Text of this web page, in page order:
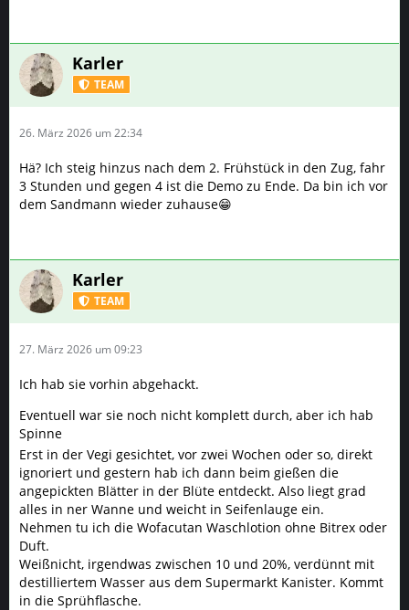
3 Stunden und gegen 4 ist die Demo zu Ende. Da bin ich vor
dem Sandmann wieder zuhause😁
Karler
27. März 2026 um 09:23
Eventuell war sie noch nicht komplett durch, aber ich hab
Spinne
Erst in der Vegi gesichtet, vor zwei Wochen oder so, direkt
angepickten Blätter in der Blüte entdeckt. Also liegt grad
Nehmen tu ich die Wofacutan Waschlotion ohne Bitrex oder
Weißnicht, irgendwas zwischen 10 und 20%, verdünnt mit
destilliertem Wasser aus dem Supermarkt Kanister. Kommt
in die Sprühflasche.
Jedenfalls weichen die jetzt für ne halbe Stunde, werden
dann überkopf abgeduscht und nächste Woche wird das
wiederholt, weil die Eier ersaufen nicht. In der Woche
werden aber auch keine neuen gelegt. Population
ausgestorben.
Funzt so verständlicherweise nicht mit Thrips oder Fliege,
wohl aber mit Läusen.